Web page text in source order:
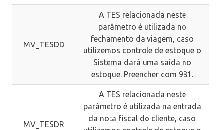
MV_TESDD
A TES relacionada neste
parâmetro é utilizada no
fechamento da viagem, caso
utilizemos controle de estoque o
Sistema dará uma saída no
estoque. Preencher com 981.
MV_TESDR
A TES relacionada neste
parâmetro é utilizada na entrada
da nota fiscal do cliente, caso